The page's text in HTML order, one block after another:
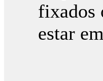
fixados
estar